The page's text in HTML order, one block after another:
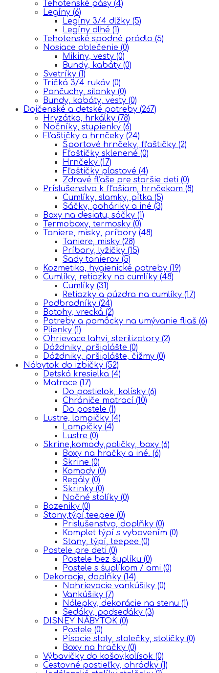
Tehotenské pásy (4)
Legíny (6)
Legíny 3/4 dlžky (5)
Legíny dlhé (1)
Tehotenské spodné prádlo (5)
Nosiace oblečenie (0)
Mikiny, vesty (0)
Bundy, kabáty (0)
Svetríky (1)
Tričká 3/4 rukáv (0)
Pančuchy, silonky (0)
Bundy, kabáty, vesty (0)
Dojčenské a detské potreby (267)
Hryzátka, hrkálky (78)
Nočníky, stupienky (6)
Fľaštičky a hrnčeky (24)
Športové hrnčeky, fľaštičky (2)
Fľaštičky sklenené (0)
Hrnčeky (17)
Fľaštičky plastové (4)
Zdravé fľaše pre staršie deti (0)
Príslušenstvo k fľašiam, hrnčekom (8)
Cumlíky, slamky, pítka (5)
Sáčky, poháriky a iné (3)
Boxy na desiatu, sáčky (1)
Termoboxy, termosky (0)
Taniere, misky, príbory (48)
Taniere, misky (28)
Príbory, lyžičky (15)
Sady tanierov (5)
Kozmetika, hygienické potreby (19)
Cumlíky, retiazky na cumlíky (48)
Cumlíky (31)
Retiazky a púzdra na cumlíky (17)
Podbradníky (24)
Batohy, vrecká (2)
Potreby a pomôcky na umývanie fliaš (6)
Plienky (1)
Ohrievace lahvi, sterilizatory (2)
Dáždniky, pršiplášte (0)
Dáždniky, pršiplášte, čižmy (0)
Nábytok do izbičky (52)
Detská kresielka (4)
Matrace (17)
Do postielok, kolísky (6)
Chrániče matrací (10)
Do postele (1)
Lustre, lampičky (4)
Lampičky (4)
Lustre (0)
Skrine,komody,poličky, boxy (6)
Boxy na hračky a iné. (6)
Skrine (0)
Komody (0)
Regály (0)
Skrinky (0)
Nočné stolíky (0)
Bazeniky (0)
Stany,týpí,teepee (0)
Prislušenstvo, doplňky (0)
Komplet týpí s vybavením (0)
Stany, týpí, teepee (0)
Postele pre deti (0)
Postele bez šuplíku (0)
Postele s šuplíkom / ami (0)
Dekoracje, doplňky (14)
Nahrievacie vankúšiky (0)
Vankúšiky (7)
Nálepky, dekorácie na stenu (1)
Sedáky, podsedáky (3)
DISNEY NÁBYTOK (0)
Postele (0)
Písacie stoly, stolečky, stoličky (0)
Boxy na hračky (0)
Výbavičky do košov,kolísok (0)
Cestovné postieľky, ohrádky (1)